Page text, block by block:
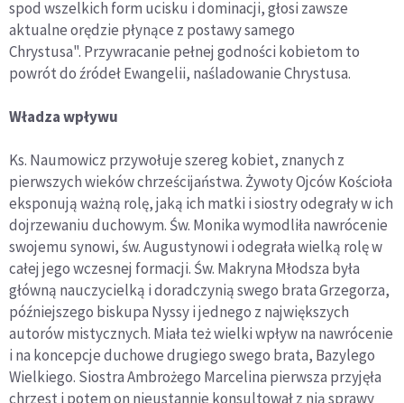
spod wszelkich form ucisku i dominacji, głosi zawsze
aktualne orędzie płynące z postawy samego
Chrystusa". Przywracanie pełnej godności kobietom to
powrót do źródeł Ewangelii, naśladowanie Chrystusa.
Władza wpływu
Ks. Naumowicz przywołuje szereg kobiet, znanych z
pierwszych wieków chrześcijaństwa. Żywoty Ojców Kościoła
eksponują ważną rolę, jaką ich matki i siostry odegrały w ich
dojrzewaniu duchowym. Św. Monika wymodliła nawrócenie
swojemu synowi, św. Augustynowi i odegrała wielką rolę w
całej jego wczesnej formacji. Św. Makryna Młodsza była
główną nauczycielką i doradczynią swego brata Grzegorza,
późniejszego biskupa Nyssy i jednego z największych
autorów mistycznych. Miała też wielki wpływ na nawrócenie
i na koncepcje duchowe drugiego swego brata, Bazylego
Wielkiego. Siostra Ambrożego Marcelina pierwsza przyjęła
chrzest i potem on nieustannie konsultował z nią sprawy